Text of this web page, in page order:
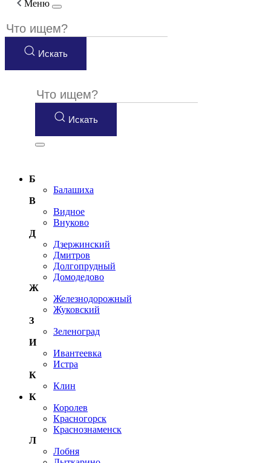
Меню
Искать
Искать
Б
Балашиха
В
Видное
Внуково
Д
Дзержинский
Дмитров
Долгопрудный
Домодедово
Ж
Железнодорожный
Жуковский
З
Зеленоград
И
Ивантеевка
Истра
К
Клин
К
Королев
Красногорск
Краснознаменск
Л
Лобня